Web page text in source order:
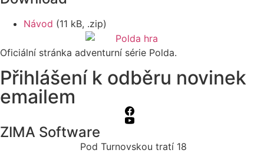
Návod (11 kB, .zip)
Oficiální stránka adventurní série Polda.
Přihlášení k odběru novinek
emailem
ZIMA Software
Pod Turnovskou tratí 18